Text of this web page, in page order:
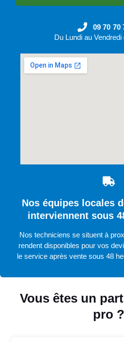
Vous êtes un
pro ?
09 70 70
Du Lundi au
Nos équipes locales
interviennent sous
Nos techniciens se situent à
rendent disponibles pour vos
le service après vente sous 48